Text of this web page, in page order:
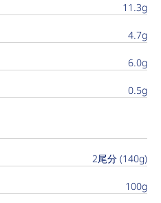
11.3g
4.7g
6.0g
0.5g
2尾分 (140g)
100g